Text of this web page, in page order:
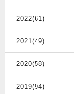
2022(61)
2021(49)
2020(58)
2019(94)